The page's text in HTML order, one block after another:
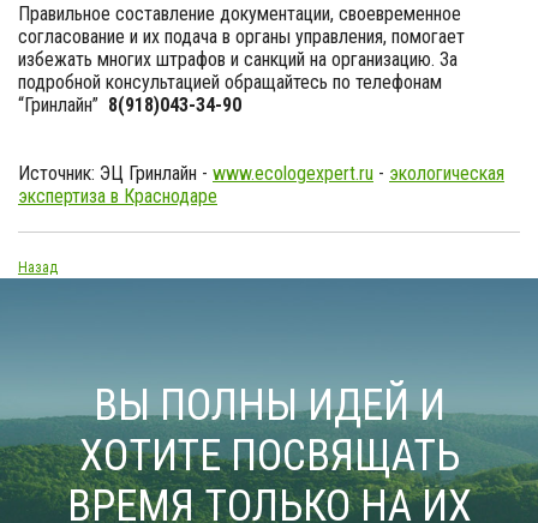
Правильное составление документации, своевременное
согласование и их подача в органы управления, помогает
избежать многих штрафов и санкций на организацию. За
подробной консультацией обращайтесь по телефонам
“Гринлайн” 8(918)043-34-90
Источник: ЭЦ Гринлайн - www.ecologexpert.ru - экологическая
экспертиза в Краснодаре
Назад
ВЫ ПОЛНЫ ИДЕЙ И
ХОТИТЕ ПОСВЯЩАТЬ
ВРЕМЯ ТОЛЬКО НА ИХ